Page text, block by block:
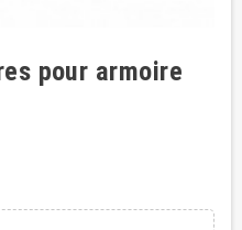
pour armoire